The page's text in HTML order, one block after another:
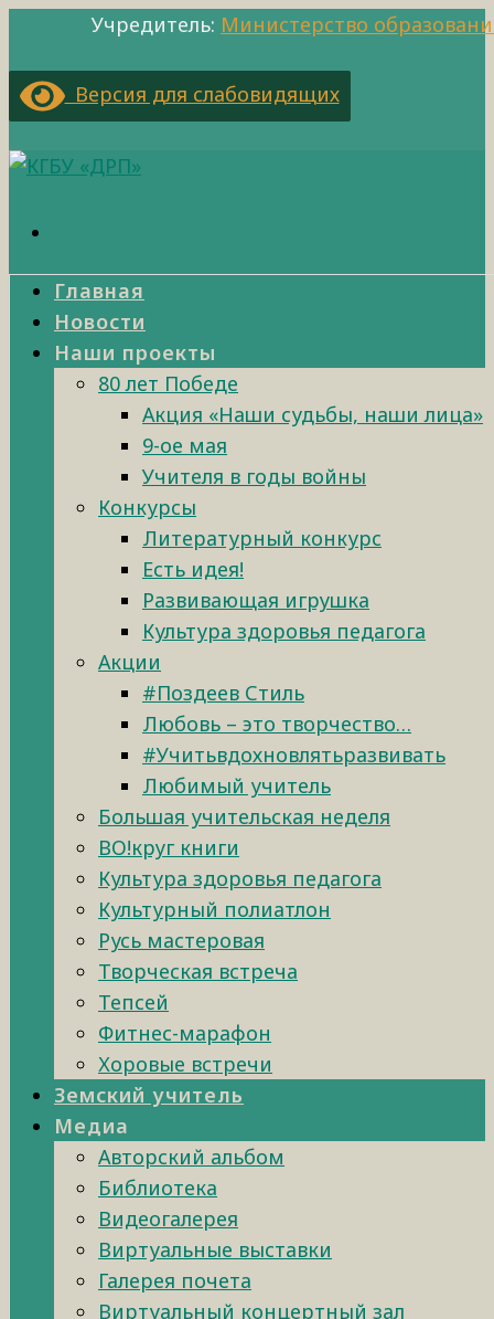
Учредитель: Министерство
Версия для слабовидящих
Главная
Новости
Наши проекты
80 лет Победе
Акция «Наши судьбы, наши лица»
9-ое мая
Учителя в годы войны
Конкурсы
Литературный конкурс
Есть идея!
Развивающая игрушка
Культура здоровья педагога
Акции
#Поздеев Стиль
Любовь – это творчество…
#Учитьвдохновлятьразвивать
Любимый учитель
Большая учительская неделя
ВО!круг книги
Культура здоровья педагога
Культурный полиатлон
Русь мастеровая
Творческая встреча
Тепсей
Фитнес-марафон
Хоровые встречи
Земский учитель
Медиа
Авторский альбом
Библиотека
Видеогалерея
Виртуальные выставки
Галерея почета
Виртуальный концертный зал